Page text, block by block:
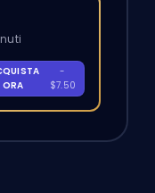
ORA
-
$7.50